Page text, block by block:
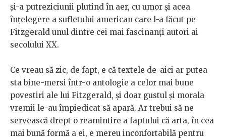
și-a putreziciunii plutind în aer, cu umor și acea
înțelegere a sufletului american care l-a făcut pe
Fitzgerald unul dintre cei mai fascinanți autori ai
secolului XX.
Ce vreau să zic, de fapt, e că textele de-aici ar putea
sta bine-mersi într-o antologie a celor mai bune
povestiri ale lui Fitzgerald, și doar gustul și morala
vremii le-au împiedicat să apară. Ar trebui să ne
servească drept o reamintire a faptului că arta, în cea
mai bună formă a ei, e mereu inconfortabilă pentru